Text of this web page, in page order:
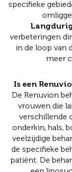
specifieke
verbeteringen
in de loop van
meer
Is een
De Renuvion
vrouwen die
verschillende
onderkin, hals,
veelzijdige
de specifieke
patiënt. De